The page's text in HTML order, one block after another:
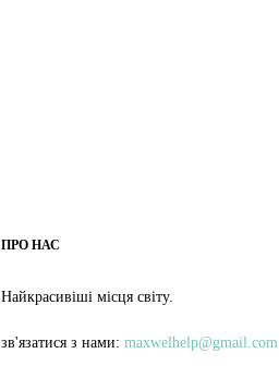
ПРО НАС
Найкрасивіші місця світу.
зв'язатися з нами: maxwelhelp@gmail.com